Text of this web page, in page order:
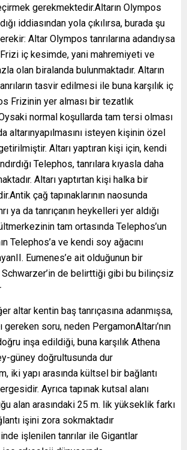
gerekmektedir.Altarın Olympos
iddiasından yola çıkılırsa, burada şu
Altar Olympos tanrılarına adandıysa
iç kesimde, yani mahremiyeti ve
olan biralanda bulunmaktadır. Altarın
tasvir edilmesi ile buna karşılık iç
Frizinin yer alması bir tezatlık
normal koşullarda tam tersi olması
altarınyapılmasını isteyen kişinin özel
Altarı yaptıran kişi için, kendi
Telephos, tanrılara kıyasla daha
Altarı yaptırtan kişi halka bir
çağ tapınaklarının naosunda
ya da tanrıçanın heykelleri yer aldığı
tam ortasında Telephos’un
Telephos’a ve kendi soy ağacını
Eumenes’e ait olduğunun bir
de belirttiği gibi bu bilinçsiz
altar kentin baş tanrıçasına adanmışsa,
gereken soru, neden PergamonAltarı’nın
inşa edildiği, buna karşılık Athena
güney doğrultusunda dur
iki yapı arasında kültsel bir bağlantı
Ayrıca tapınak kutsal alanı
alan arasındaki 25 m. lik yükseklik farkı
işini zora sokmaktadır
işlenilen tanrılar ile Gigantlar